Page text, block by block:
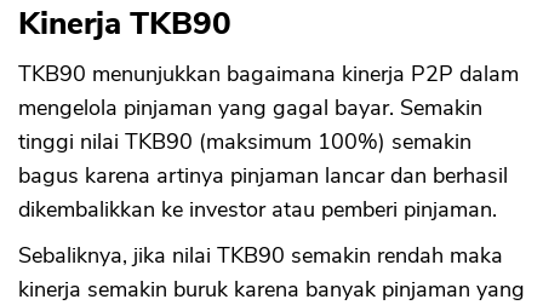
Kinerja TKB90
TKB90 menunjukkan bagaimana kinerja P2P dalam
mengelola pinjaman yang gagal bayar. Semakin
tinggi nilai TKB90 (maksimum 100%) semakin
bagus karena artinya pinjaman lancar dan berhasil
dikembalikkan ke investor atau pemberi pinjaman.
Sebaliknya, jika nilai TKB90 semakin rendah maka
kinerja semakin buruk karena banyak pinjaman yang